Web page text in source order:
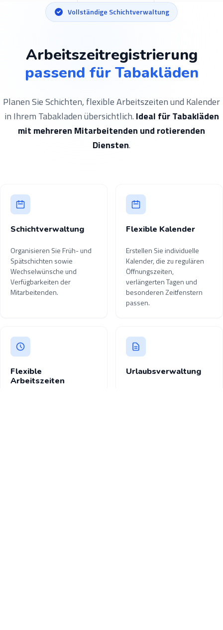
Vollständige Schichtverwaltung
Arbeitszeitregistrierung
passend für Tabakläden
Planen Sie Schichten, flexible Arbeitszeiten und Kalender
in Ihrem Tabakladen übersichtlich. Ideal für Tabakläden
mit mehreren Mitarbeitenden und rotierenden
Diensten.
Schichtverwaltung
Organisieren Sie Früh- und
Spätschichten sowie
Wechselwünsche und
Verfügbarkeiten der
Mitarbeitenden.
Flexible Kalender
Erstellen Sie individuelle
Kalender, die zu regulären
Öffnungszeiten,
verlängerten Tagen und
besonderen Zeitfenstern
passen.
Flexible
Arbeitszeiten
Urlaubsverwaltung